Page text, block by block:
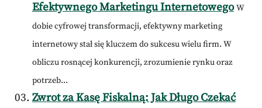
Efektywnego Marketingu Internetowego W
dobie cyfrowej transformacji, efektywny marketing
internetowy stał się kluczem do sukcesu wielu firm. W
obliczu rosnącej konkurencji, zrozumienie rynku oraz
potrzeb...
Zwrot za Kasę Fiskalną: Jak Długo Czekać